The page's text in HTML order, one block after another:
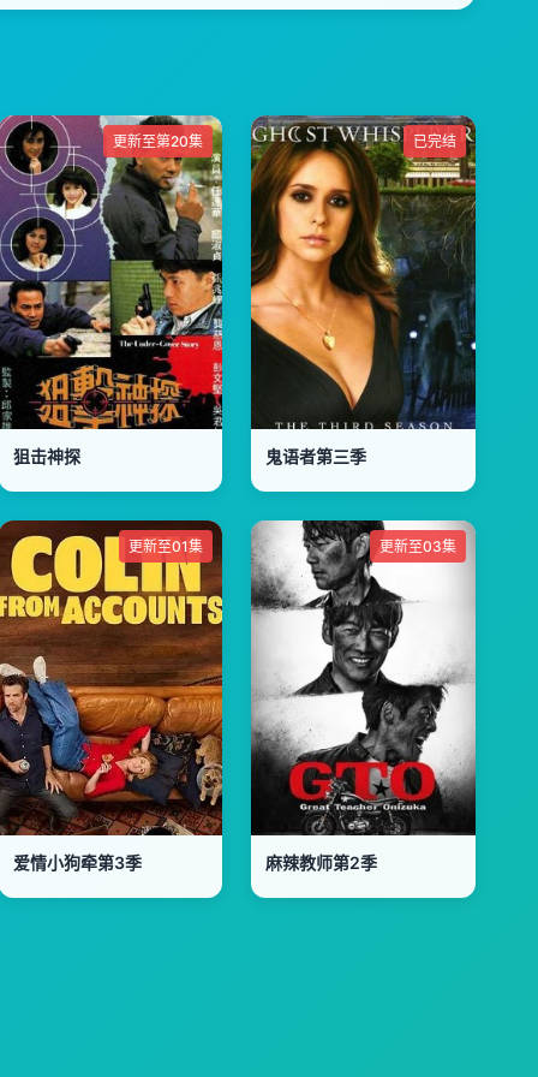
更新至第20集
狙击神探
已完结
鬼语者第三季
更新至01集
爱情小狗牵第3季
更新至03集
麻辣教师第2季